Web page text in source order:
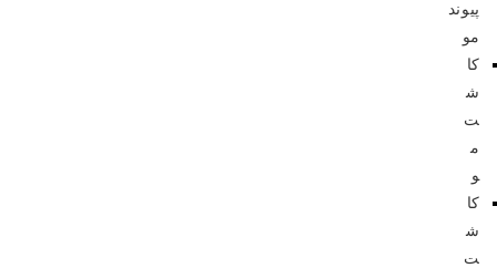
پیوند
مو
کا
ش
ت
م
و
کا
ش
ت